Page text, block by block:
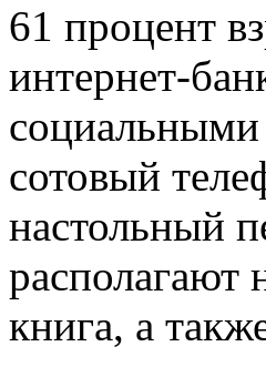
61 процент
интернет-
сотовый
настольный
располагают
книга, а